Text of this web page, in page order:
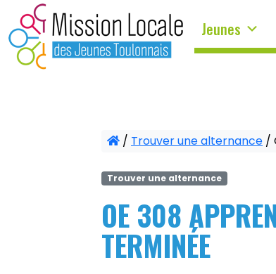
Jeunes
/ Trouver une alternance /
Trouver une alternance
OE 308
TERMINÉE
Panneau de gestion des cookies